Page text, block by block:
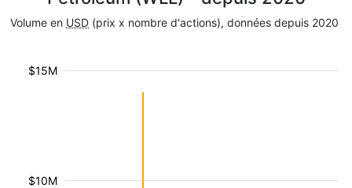
Volume en USD (prix x nombre d'actions), données depuis 2020
$10M
$15M